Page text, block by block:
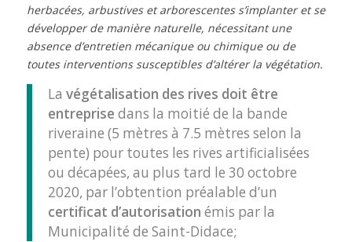
herbacées, arbustives et arborescentes s’implanter et se
développer de manière naturelle, nécessitant une
absence d’entretien mécanique ou chimique ou de
toutes interventions susceptibles d’altérer la végétation.
La végétalisation des rives doit être
entreprise dans la moitié de la bande
riveraine (5 mètres à 7.5 mètres selon la
pente) pour toutes les rives artificialisées
ou décapées, au plus tard le 30 octobre
2020, par l’obtention préalable d’un
certificat d’autorisation émis par la
Municipalité de Saint-Didace;